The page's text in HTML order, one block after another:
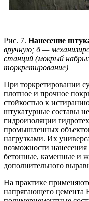
Рис. 7. Нанесение
вручную; б —
станций (мокрый
торкретирование)
При торкретировании
плотное и прочное
стойкостью к
штукатурные составы
гидроизоляции
промышленных
нагрузками. Их
возможности
бетонные, каменные и
дополнительного
На практике
напрягающего цемента